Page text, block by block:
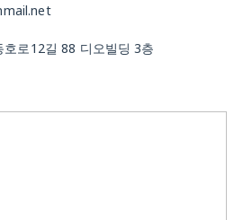
로12길 88 디오빌딩 3층